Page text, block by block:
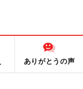
ありがとうの声